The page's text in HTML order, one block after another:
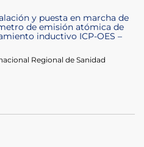
y puesta en marcha de
de emisión atómica de
inductivo ICP-OES –
Regional de Sanidad